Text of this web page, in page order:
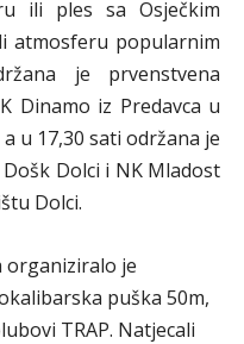
ili ples sa Osječkim
atmosferu popularnim
je prvenstvena
Dinamo iz Predavca u
u 17,30 sati održana je
Dolci i NK Mladost
Dolci.
organiziralo je
puška 50m,
TRAP. Natjecali